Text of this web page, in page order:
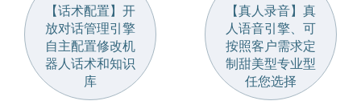
【话术配置】开
放对话管理引擎
自主配置修改机
器人话术和知识
库
【真人录音】真
人语音引擎、可
按照客户需求定
制甜美型专业型
任您选择